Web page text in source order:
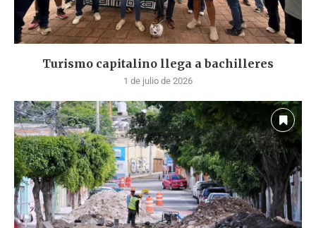
Turismo capitalino llega a bachilleres
1 de julio de 2026